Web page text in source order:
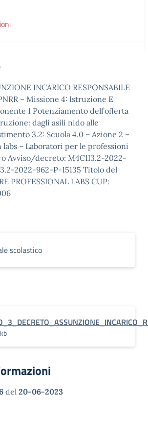
INCARICO RESPONSABILE
– Missione 4: Istruzione E
1 Potenziamento dell’offerta
dagli asili nido alle
3.2: Scuola 4.0 – Azione 2 –
– Laboratori per le professioni
Avviso/decreto: M4C1I3.2-2022-
2022-962-P-15135 Titolo del
PROFESSIONAL LABS CUP:
scolastico
del 20-06-2023